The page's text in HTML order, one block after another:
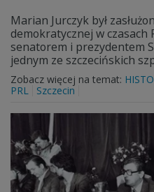
Marian Jurczyk był
demokratycznej w czasach
senatorem i prezydentem
jednym ze szczecińskich
Zobacz więcej na temat:
PRL
Szczecin